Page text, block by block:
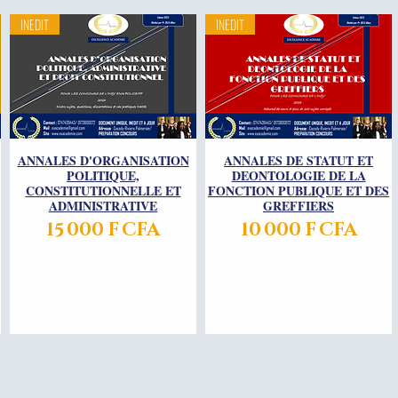
Aperçu rapide
INEDIT
ANNALES D'ORGANISATION
POLITIQUE,
CONSTITUTIONNELLE ET
ADMINISTRATIVE
Prix
15 000 F CFA
Aperçu rapide
INEDIT
ANNALES DE STATUT ET
DEONTOLOGIE DE LA
FONCTION PUBLIQUE ET DES
GREFFIERS
Prix
10 000 F CFA